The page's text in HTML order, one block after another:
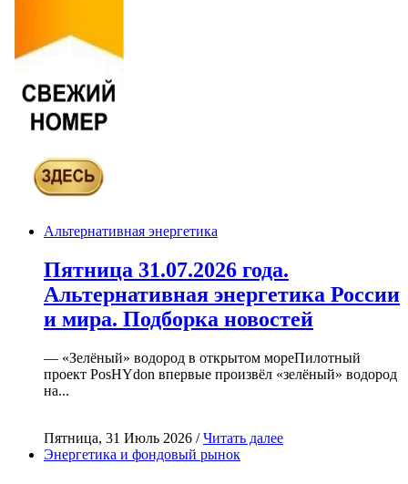
Альтернативная энергетика
Пятница 31.07.2026 года.
Альтернативная энергетика России
и мира. Подборка новостей
— «Зелёный» водород в открытом мореПилотный
проект PosHYdon впервые произвёл «зелёный» водород
на...
Пятница, 31 Июль 2026 /Читать далее
Энергетика и фондовый рынок